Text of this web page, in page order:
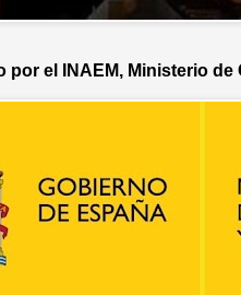
por el INAEM, Ministerio de